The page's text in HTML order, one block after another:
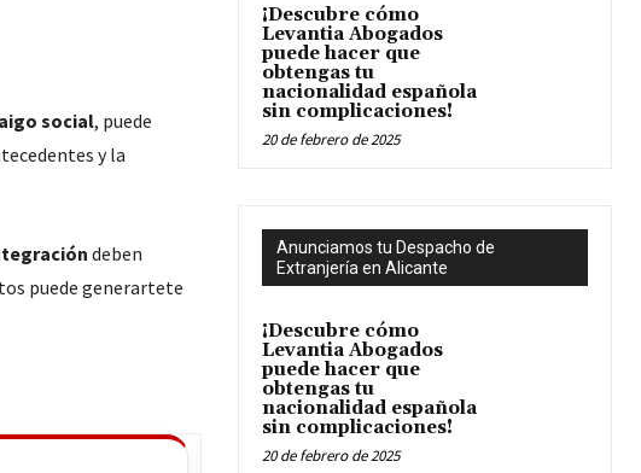
social, puede
y la
deben
puede generartete
¡Descubre cómo
Levantia Abogados
puede hacer que
obtengas tu
nacionalidad española
sin complicaciones!
20 de febrero de 2025
Anunciamos tu Despacho de
Extranjería en Alicante
¡Descubre cómo
Levantia Abogados
puede hacer que
obtengas tu
nacionalidad española
sin complicaciones!
20 de febrero de 2025